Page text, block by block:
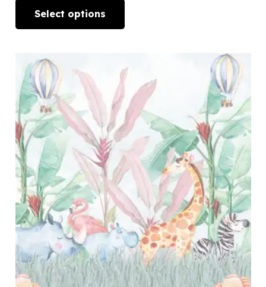
Select options